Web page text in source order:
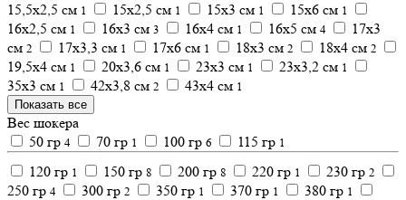
15,5х2,5 см 1 15х2,5 см 1 15х3 см 1 15х6 см 1
16х2,5 см 1 16х3 см 3 16х4 см 1 16х5 см 4
17х3
см 2 17х3,3 см 1 17х6 см 1 18х3 см 2 18х4 см 2
19,5х4 см 1 20х3,6 см 1 23х3 см 1 23х3,2 см 1
35х3 см 1 42х3,8 см 2 43х4 см 1
Показать все
Вес шокера
50 гр 4 70 гр 1 100 гр 6 115 гр 1
120 гр 1 150 гр 8 200 гр 8 220 гр 1 230 гр 2
250 гр 4 300 гр 2 350 гр 1 370 гр 1 380 гр 1